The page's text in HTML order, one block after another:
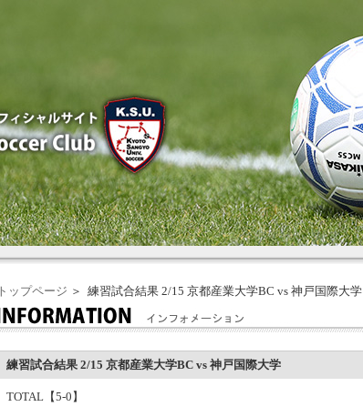
トップページ ＞ 練習試合結果 2/15 京都産業大学BC vs 神戸国際大学
練習試合結果 2/15 京都産業大学BC vs 神戸国際大学
TOTAL【5-0】